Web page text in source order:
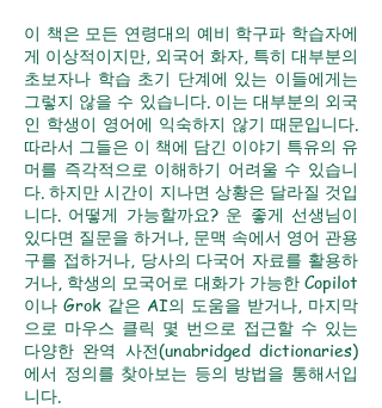
이 책은 모든 연령대의 예비 학구파 학습자에
게 이상적이지만, 외국어 화자, 특히 대부분의
초보자나 학습 초기 단계에 있는 이들에게는
그렇지 않을 수 있습니다. 이는 대부분의 외국
인 학생이 영어에 익숙하지 않기 때문입니다.
따라서 그들은 이 책에 담긴 이야기 특유의 유
머를 즉각적으로 이해하기 어려울 수 있습니
다. 하지만 시간이 지나면 상황은 달라질 것입
니다. 어떻게 가능할까요? 운 좋게 선생님이
있다면 질문을 하거나, 문맥 속에서 영어 관용
구를 접하거나, 당사의 다국어 자료를 활용하
거나, 학생의 모국어로 대화가 가능한 Copilot
이나 Grok 같은 AI의 도움을 받거나, 마지막
으로 마우스 클릭 몇 번으로 접근할 수 있는
다양한 완역 사전(unabridged dictionaries)
에서 정의를 찾아보는 등의 방법을 통해서입
니다.